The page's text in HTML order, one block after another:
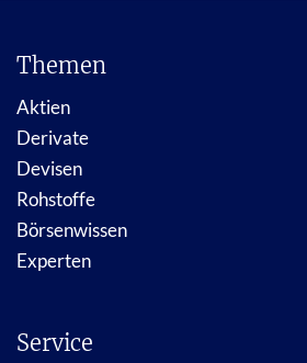
Themen
Aktien
Derivate
Devisen
Rohstoffe
Börsenwissen
Experten
Service